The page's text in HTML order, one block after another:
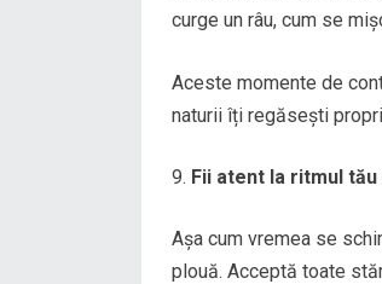
curge un râu, cum se
Aceste momente de
naturii îți regăsești
Fii atent la ritmul
Așa cum vremea se
plouă. Acceptă toate